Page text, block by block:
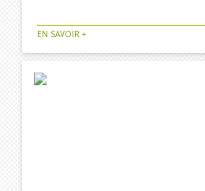
EN SAVOIR +